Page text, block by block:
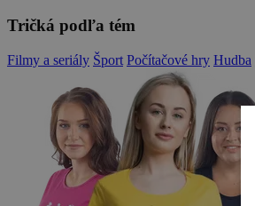
Tričká podľa tém
Filmy a seriály Šport Počítačové hry Hudba